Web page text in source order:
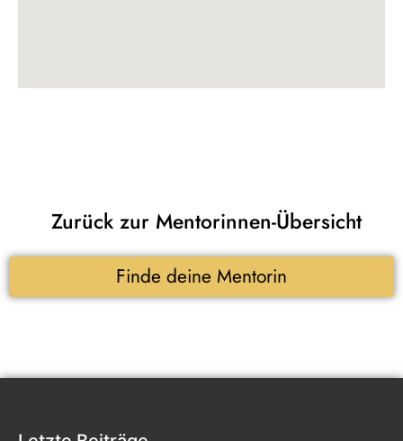
Zurück zur Mentorinnen-Übersicht
Finde deine Mentorin